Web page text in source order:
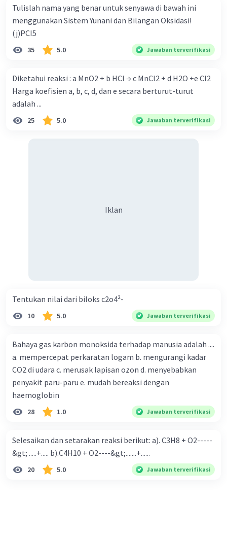
Tulislah nama yang benar untuk senyawa di bawah ini
menggunakan Sistem Yunani dan Bilangan Oksidasi!
(j)PCI5
35 5.0 Jawaban terverifikasi
Diketahui reaksi : a MnO2 + b HCl → c MnCl2 + d H2O +e Cl2
Harga koefisien a, b, c, d, dan e secara berturut-turut
adalah ...
25 5.0 Jawaban terverifikasi
Iklan
Tentukan nilai dari biloks c2o4²-
10 5.0 Jawaban terverifikasi
Bahaya gas karbon monoksida terhadap manusia adalah ....
a. mempercepat perkaratan logam b. mengurangi kadar
CO2 di udara c. merusak lapisan ozon d. menyebabkan
penyakit paru-paru e. mudah bereaksi dengan
haemoglobin
28 1.0 Jawaban terverifikasi
Selesaikan dan setarakan reaksi berikut: a). C3H8 + O2-----
&gt; .....+..... b).C4H10 + O2----&gt;.......+......
20 5.0 Jawaban terverifikasi